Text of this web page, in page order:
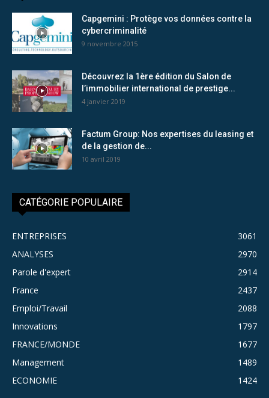
Capgemini : Protège vos données contre la
cybercriminalité
9 novembre 2015
Découvrez la 1ère édition du Salon de
l’immobilier international de prestige...
4 janvier 2019
Factum Group: Nos expertises du leasing et
de la gestion de...
10 avril 2019
CATÉGORIE POPULAIRE
ENTREPRISES
3061
ANALYSES
2970
Parole d'expert
2914
France
2437
Emploi/Travail
2088
Innovations
1797
FRANCE/MONDE
1677
Management
1489
ECONOMIE
1424